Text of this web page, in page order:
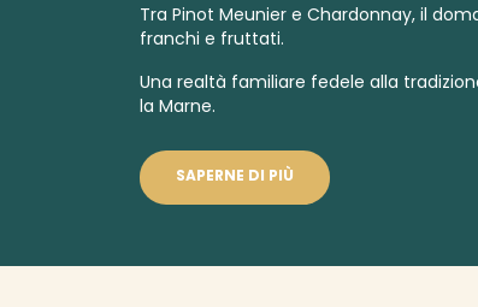
Tra Pinot Meunier e Chardonnay, il
franchi e fruttati.
Una realtà familiare fedele alla
la Marne.
SAPERNE DI PIÙ